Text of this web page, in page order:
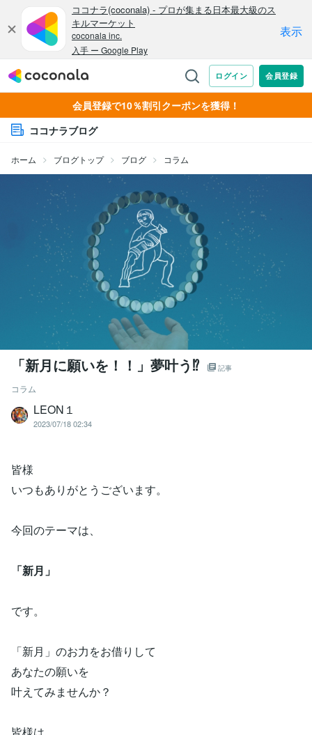
会員登録で10％割引クーポンを獲得！
ココナラブログ
ホーム ブログトップ ブログ コラム
「新月に願いを！！」夢叶う⁉ 記事
コラム
LEON１
2023/07/18 02:34
皆様
いつもありがとうございます。
今回のテーマは、
「新月」
です。
「新月」のお力をお借りして
あなたの願いを
叶えてみませんか？
皆様は、